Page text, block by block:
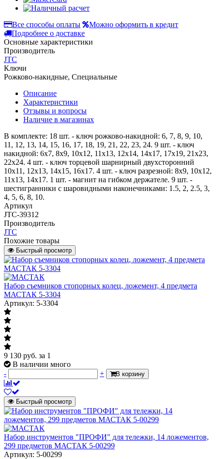
Все способы оплаты
Можно оформить в кредит
Подробнее о доставке
Основные характеристики
Производитель
JTC
Ключи
Рожково-накидные, Специальные
Описание
Характеристики
Отзывы и вопросы
Наличие в магазинах
В комплекте: 18 шт. - ключ рожково-накидной: 6, 7, 8, 9, 10,
11, 12, 13, 14, 15, 16, 17, 18, 19, 21, 22, 23, 24. 9 шт. - ключ
накидной: 6х7, 8х9, 10х12, 11х13, 12х14, 14х17, 17х19, 21х23,
22х24. 4 шт. - ключ торцевой шарнирный двухсторонний
10х11, 12х13, 14х15, 16х17. 4 шт. - ключ разрезной: 8х9, 10х12,
11х13, 14х17. 1 шт. - магнит на гибком держателе. 9 шт. -
шестигранники с шаровидными наконечниками: 1.5, 2, 2.5, 3,
4, 5, 6, 8, 10.
Артикул
JTC-39312
Производитель
JTC
Похожие товары
Быстрый просмотр
Набор съемников стопорных колец, ложемент, 4 предмета
МАСТАК 5-3304
Артикул: 5-3304
9 130 руб. за 1
В наличии много
-
+ В корзину
Быстрый просмотр
Набор инструментов "ПРОФИ" для тележки, 14 ложементов,
299 предметов МАСТАК 5-00299
Артикул: 5-00299